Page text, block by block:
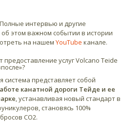
интервью и другие
этом важном событии в истории
на нашем YouTube канале.
услуг Volcano Teide
система представляет собой
канатной дороги Тейде и ее
, устанавливая новый стандарт в
становясь 100%
CO2.